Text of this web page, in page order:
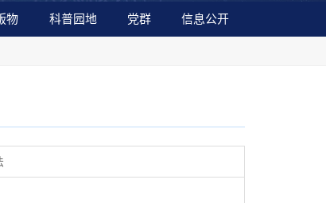
物 科普园地 党群 信息公开